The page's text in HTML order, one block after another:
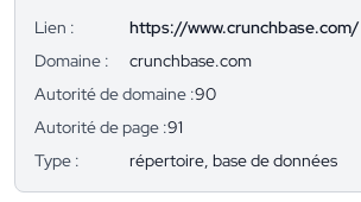
Lien :
https://www.crunchbase.com/
Domaine :
crunchbase.com
Autorité de domaine :90
Autorité de page :91
Type :
répertoire, base de données